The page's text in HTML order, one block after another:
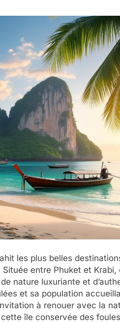
à connaître en 2025
5
gunnii pour votre
plainte : comprendre les
le jardin sans monticule
les plus belles
entre Phuket et
nature luxuriante et
et sa population
à renouer avec la
île conservée des